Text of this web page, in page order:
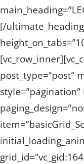
[/
post_type=”post”
style=”pagination”